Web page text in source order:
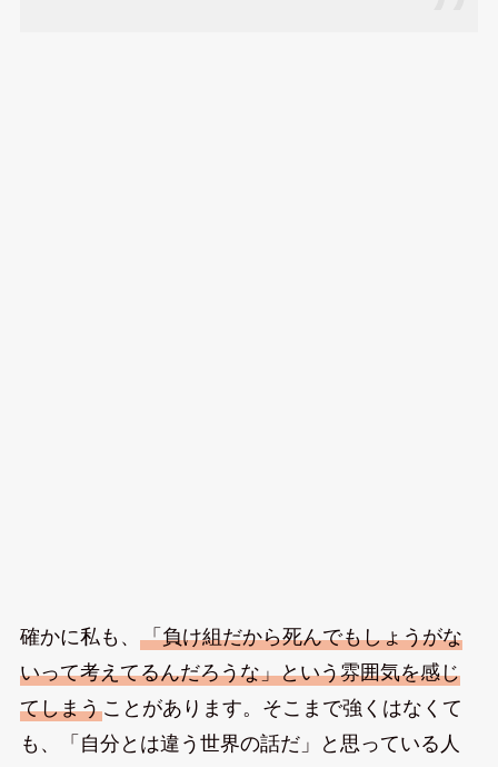
確かに私も、 「負け組だから死んでもしょうがな
いって考えてるんだろうな」という雰囲気を感じ
てしまうことがあります。そこまで強くはなくて
も、「自分とは違う世界の話だ」と思っている人